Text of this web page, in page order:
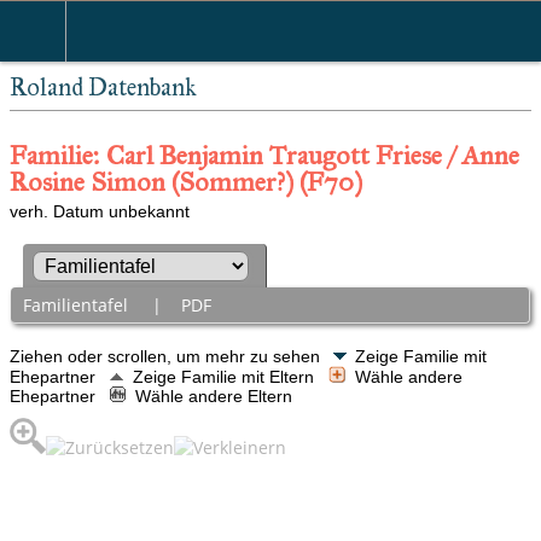
Roland Datenbank
Familie: Carl Benjamin Traugott Friese / Anne
Rosine Simon (Sommer?) (F70)
verh. Datum unbekannt
Familientafel | PDF
Ziehen oder scrollen, um mehr zu sehen
Zeige Familie mit
Ehepartner
Zeige Familie mit Eltern
Wähle andere
Ehepartner
Wähle andere Eltern